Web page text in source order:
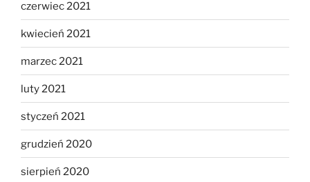
czerwiec 2021
kwiecień 2021
marzec 2021
luty 2021
styczeń 2021
grudzień 2020
sierpień 2020